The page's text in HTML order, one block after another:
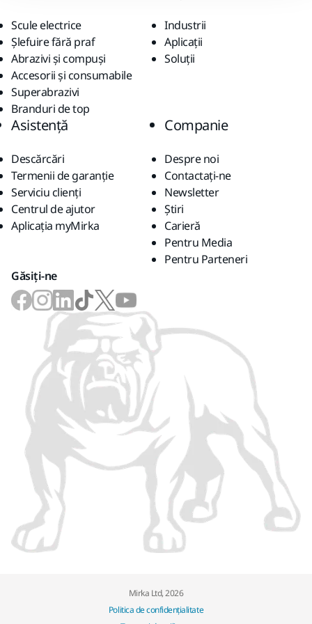
Scule electrice
Șlefuire fără praf
Abrazivi și compuși
Accesorii și consumabile
Superabrazivi
Branduri de top
Industrii
Aplicații
Soluții
Asistență
Descărcări
Termenii de garanție
Serviciu clienți
Centrul de ajutor
Aplicația myMirka
Companie
Despre noi
Contactaţi-ne
Newsletter
Știri
Carieră
Pentru Media
Pentru Parteneri
Găsiți-ne
Mirka Ltd, 2026
Politica de confidențialitate